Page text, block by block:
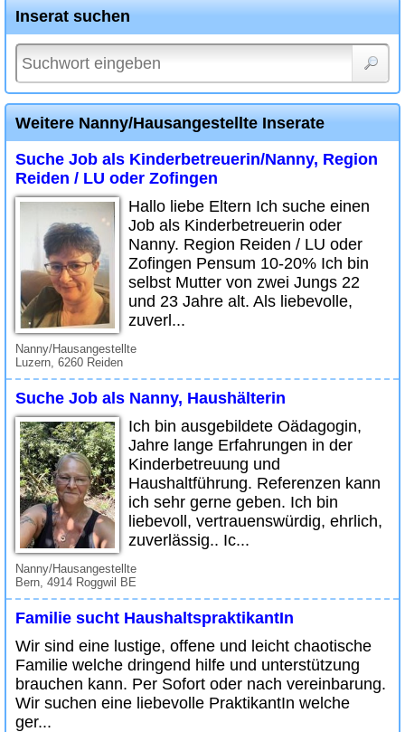
Inserat suchen
Weitere Nanny/Hausangestellte Inserate
Suche Job als Kinderbetreuerin/Nanny, Region
Reiden / LU oder Zofingen
Hallo liebe Eltern Ich suche einen
Job als Kinderbetreuerin oder
Nanny. Region Reiden / LU oder
Zofingen Pensum 10-20% Ich bin
selbst Mutter von zwei Jungs 22
und 23 Jahre alt. Als liebevolle,
zuverl...
Nanny/Hausangestellte
Luzern, 6260 Reiden
Suche Job als Nanny, Haushälterin
Ich bin ausgebildete Oädagogin,
Jahre lange Erfahrungen in der
Kinderbetreuung und
Haushaltführung. Referenzen kann
ich sehr gerne geben. Ich bin
liebevoll, vertrauenswürdig, ehrlich,
zuverlässig.. Ic...
Nanny/Hausangestellte
Bern, 4914 Roggwil BE
Familie sucht HaushaltspraktikantIn
Wir sind eine lustige, offene und leicht chaotische
Familie welche dringend hilfe und unterstützung
brauchen kann. Per Sofort oder nach vereinbarung.
Wir suchen eine liebevolle PraktikantIn welche
ger...